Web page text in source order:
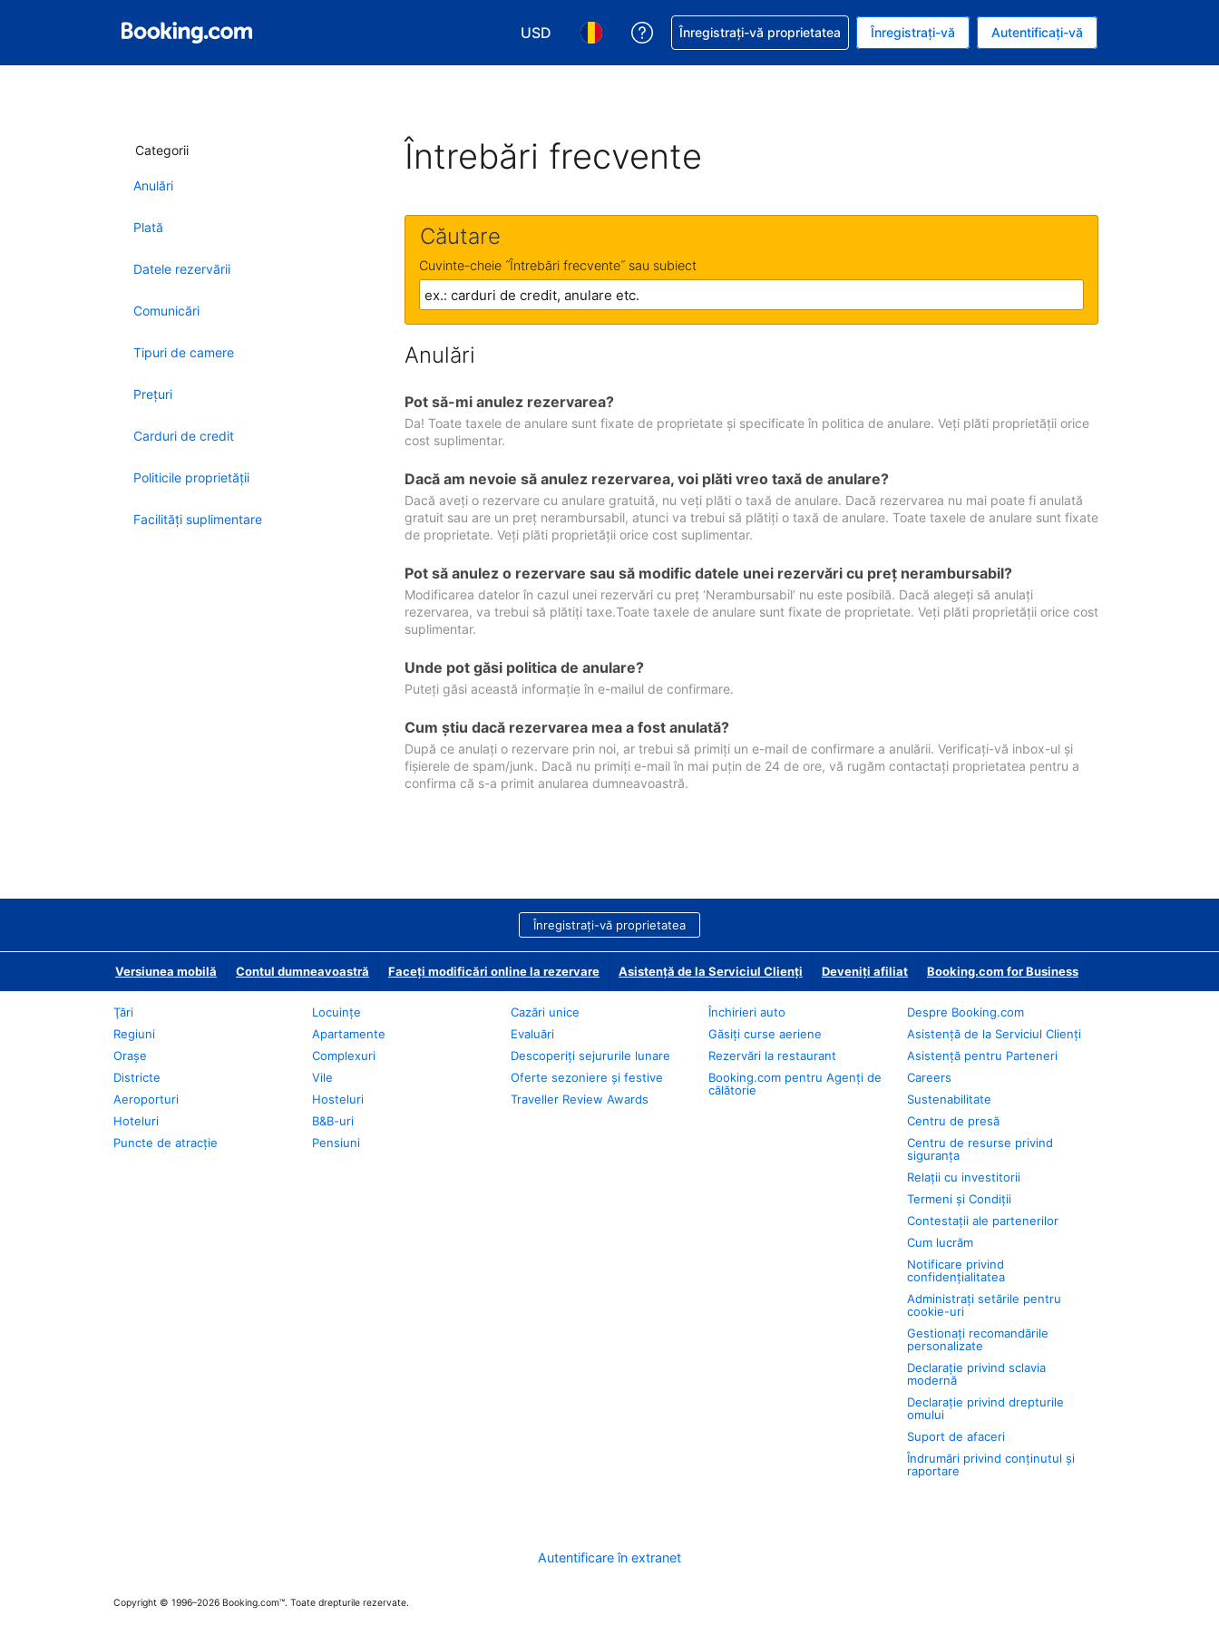
USD
Alegeţi moneda. Moneda actuală este Dolar american
Alegeți limba. Limba actuală este Română
Primiți asistență cu privire la rezervarea dvs.
Înregistrați-vă proprietatea Înregistrați-vă Autentificați-vă
Categorii
Anulări
Plată
Datele rezervării
Comunicări
Tipuri de camere
Preţuri
Carduri de credit
Politicile proprietății
Facilităţi suplimentare
Întrebări frecvente
Căutare
Cuvinte-cheie ˝Întrebări frecvente˝ sau subiect
Anulări
Pot să-mi anulez rezervarea?
Da! Toate taxele de anulare sunt fixate de proprietate și specificate în politica de anulare. Veți plăti proprietății orice
cost suplimentar.
Dacă am nevoie să anulez rezervarea, voi plăti vreo taxă de anulare?
Dacă aveți o rezervare cu anulare gratuită, nu veți plăti o taxă de anulare. Dacă rezervarea nu mai poate fi anulată
gratuit sau are un preț nerambursabil, atunci va trebui să plătiți o taxă de anulare. Toate taxele de anulare sunt fixate
de proprietate. Veți plăti proprietății orice cost suplimentar.
Pot să anulez o rezervare sau să modific datele unei rezervări cu preţ nerambursabil?
Modificarea datelor în cazul unei rezervări cu preț ‘Nerambursabil’ nu este posibilă. Dacă alegeți să anulați
rezervarea, va trebui să plătiți taxe.Toate taxele de anulare sunt fixate de proprietate. Veți plăti proprietății orice cost
suplimentar.
Unde pot găsi politica de anulare?
Puteți găsi această informație în e-mailul de confirmare.
Cum ştiu dacă rezervarea mea a fost anulată?
După ce anulați o rezervare prin noi, ar trebui să primiți un e-mail de confirmare a anulării. Verificați-vă inbox-ul și
fișierele de spam/junk. Dacă nu primiți e-mail în mai puțin de 24 de ore, vă rugăm contactați proprietatea pentru a
confirma că s-a primit anularea dumneavoastră.
Înregistrați-vă proprietatea
Versiunea mobilă Contul dumneavoastră Faceți modificări online la rezervare Asistență de la Serviciul Clienți Deveniţi afiliat Booking.com for Business
Ţări
Regiuni
Oraşe
Districte
Aeroporturi
Hoteluri
Puncte de atracţie
Locuințe
Apartamente
Complexuri
Vile
Hosteluri
B&B-uri
Pensiuni
Cazări unice
Evaluări
Descoperiți sejururile lunare
Oferte sezoniere și festive
Traveller Review Awards
Închirieri auto
Găsiți curse aeriene
Rezervări la restaurant
Booking.com pentru Agenți de
călătorie
Despre Booking.com
Asistență de la Serviciul Clienți
Asistență pentru Parteneri
Careers
Sustenabilitate
Centru de presă
Centru de resurse privind
siguranța
Relații cu investitorii
Termeni și Condiții
Contestații ale partenerilor
Cum lucrăm
Notificare privind
confidențialitatea
Administrați setările pentru
cookie-uri
Gestionați recomandările
personalizate
Declarație privind sclavia
modernă
Declarație privind drepturile
omului
Suport de afaceri
Îndrumări privind conținutul și
raportare
Autentificare în extranet
Copyright © 1996–2026 Booking.com™. Toate drepturile rezervate.